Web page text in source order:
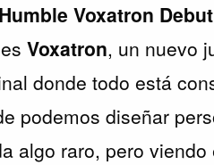
Humble Voxatron Debut
esVoxatron, un nuevo
donde todo está
podemos diseñar
algo raro, pero viendo